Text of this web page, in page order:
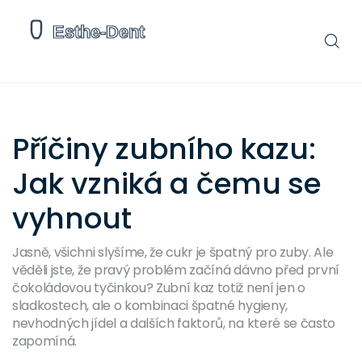
Příčiny zubního kazu:
Jak vzniká a čemu se
vyhnout
Jasně, všichni slyšíme, že cukr je špatný pro zuby. Ale
věděli jste, že pravý problém začíná dávno před první
čokoládovou tyčinkou? Zubní kaz totiž není jen o
sladkostech, ale o kombinaci špatné hygieny,
nevhodných jídel a dalších faktorů, na které se často
zapomíná.